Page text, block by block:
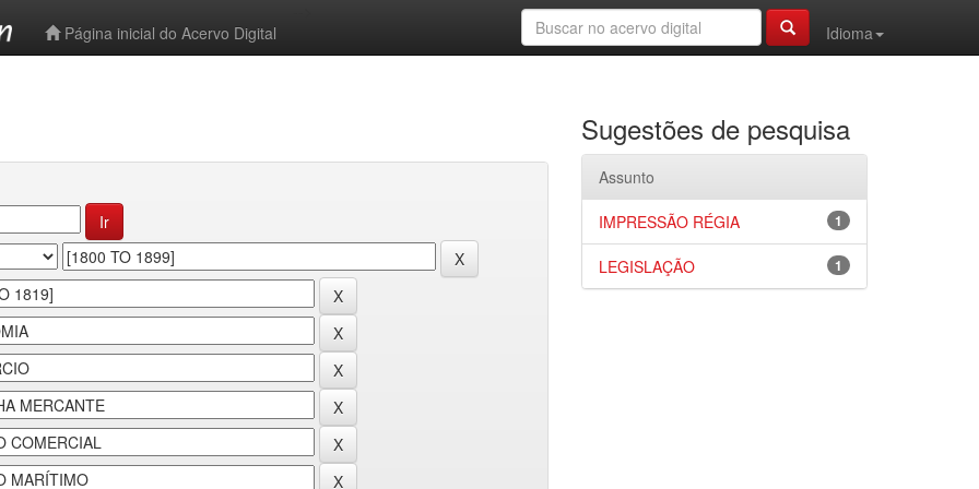
Página inicial do Acervo Digital
Idioma
Sugestões de pesquisa
Assunto
1
IMPRESSÃO RÉGIA
1
LEGISLAÇÃO